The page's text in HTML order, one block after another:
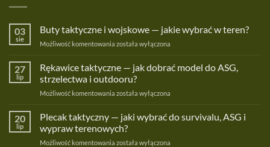
03
sie
Buty taktyczne i wojskowe — jakie wybrać w teren?
Możliwość komentowania Buty
wojskowe
—
jakie
teren?
została wyłączona
27
lip
Rękawice taktyczne — jak dobrać model do ASG,
strzelectwa i outdooru?
Możliwość komentowania Rękawice
jak
dobrać
model
została wyłączona
20
lip
Plecak taktyczny — jaki wybrać do survivalu, ASG i
wypraw terenowych?
Możliwość komentowania Plecak
została wyłączona